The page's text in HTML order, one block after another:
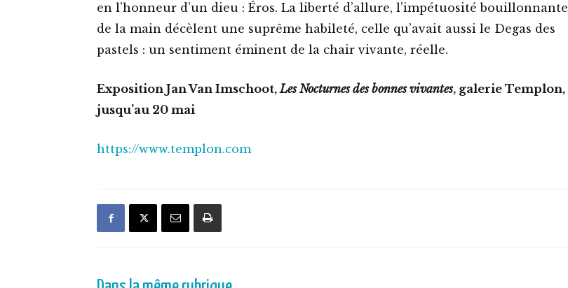
en l’honneur d’un dieu : Éros. La liberté d’allure, l’impétuosité bouillonnante
de la main décèlent une suprême habileté, celle qu’avait aussi le Degas des
pastels : un sentiment éminent de la chair vivante, réelle.
Exposition Jan Van Imschoot,Les Nocturnes des bonnes vivantes, galerie Templon,
jusqu’au 20 mai
https://www.templon.com